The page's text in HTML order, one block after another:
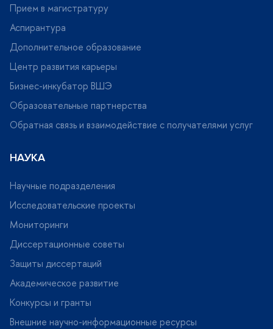
Прием в магистратуру
Аспирантура
Дополнительное образование
Центр развития карьеры
Бизнес-инкубатор ВШЭ
Образовательные партнерства
Обратная связь и взаимодействие с получателями услу
НАУКА
Научные подразделения
Исследовательские проекты
Мониторинги
Диссертационные советы
Защиты диссертаций
Академическое развитие
Конкурсы и гранты
нешние научно-информационные ресурсы